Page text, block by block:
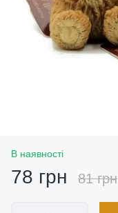
В наявності
78 грн 81 грн